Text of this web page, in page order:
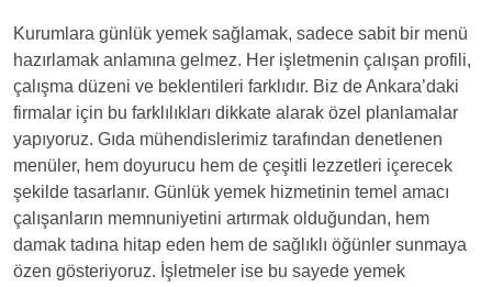
Kurumlara günlük yemek sağlamak, sadece sabit bir menü
hazırlamak anlamına gelmez. Her işletmenin çalışan profili,
çalışma düzeni ve beklentileri farklıdır. Biz de Ankara’daki
firmalar için bu farklılıkları dikkate alarak özel planlamalar
yapıyoruz. Gıda mühendislerimiz tarafından denetlenen
menüler, hem doyurucu hem de çeşitli lezzetleri içerecek
şekilde tasarlanır. Günlük yemek hizmetinin temel amacı
çalışanların memnuniyetini artırmak olduğundan, hem
damak tadına hitap eden hem de sağlıklı öğünler sunmaya
özen gösteriyoruz. İşletmeler ise bu sayede yemek